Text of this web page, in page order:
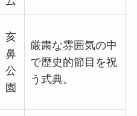
亥
鼻
公
園
厳粛な雰囲気の中
で歴史的節目を祝
う式典。